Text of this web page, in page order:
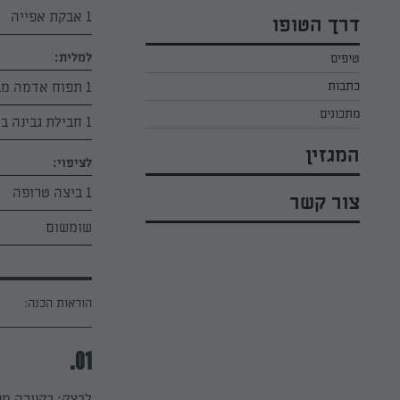
סלטים לפסח
עוגיות לפסח
קארין בנולול
מירי כהן
רובי מיכאל
דרך הטופו
טיפים
כתבות
מתכונים
המגזין
צור קשר
1 אבקת אפייה
למלית:
1 תפוח אדמה מבושל
1 חבילת גבינה בולגרית
לציפוי:
1 ביצה טרופה
שומשום
הוראות הכנה:
01.